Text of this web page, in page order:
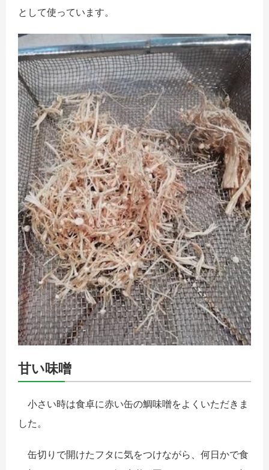
として使っています。
甘い味噌
小さい時は食卓に赤い缶の鯛味噌をよくいただきま
した。
缶切りで開けたフタに気をつけながら、何日かで食